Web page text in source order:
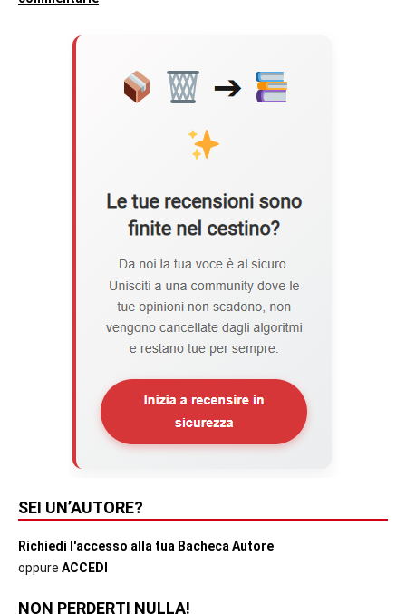
SEI UN’AUTORE?
Richiedi l'accesso alla tua Bacheca Autore
oppure ACCEDI
NON PERDERTI NULLA!